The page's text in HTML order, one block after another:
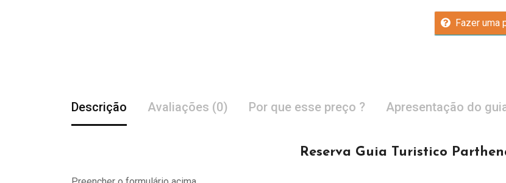
Fazer uma
Descrição Avaliações (0) Por que esse preço ? Apresentação do
Reserva Guia Turistico